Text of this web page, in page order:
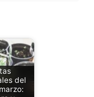
del